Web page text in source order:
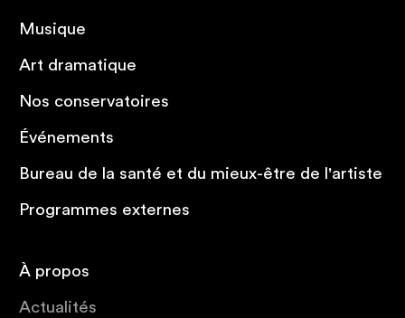
Musique
Art dramatique
Nos conservatoires
Événements
Bureau de la santé et du mieux-être de l'artiste
Programmes externes
À propos
Actualités